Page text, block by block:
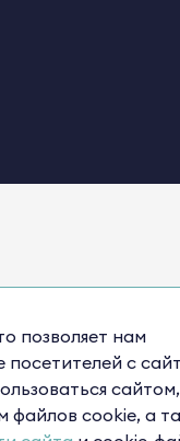
позволяет нам
посетителей с
файлов cookie, а